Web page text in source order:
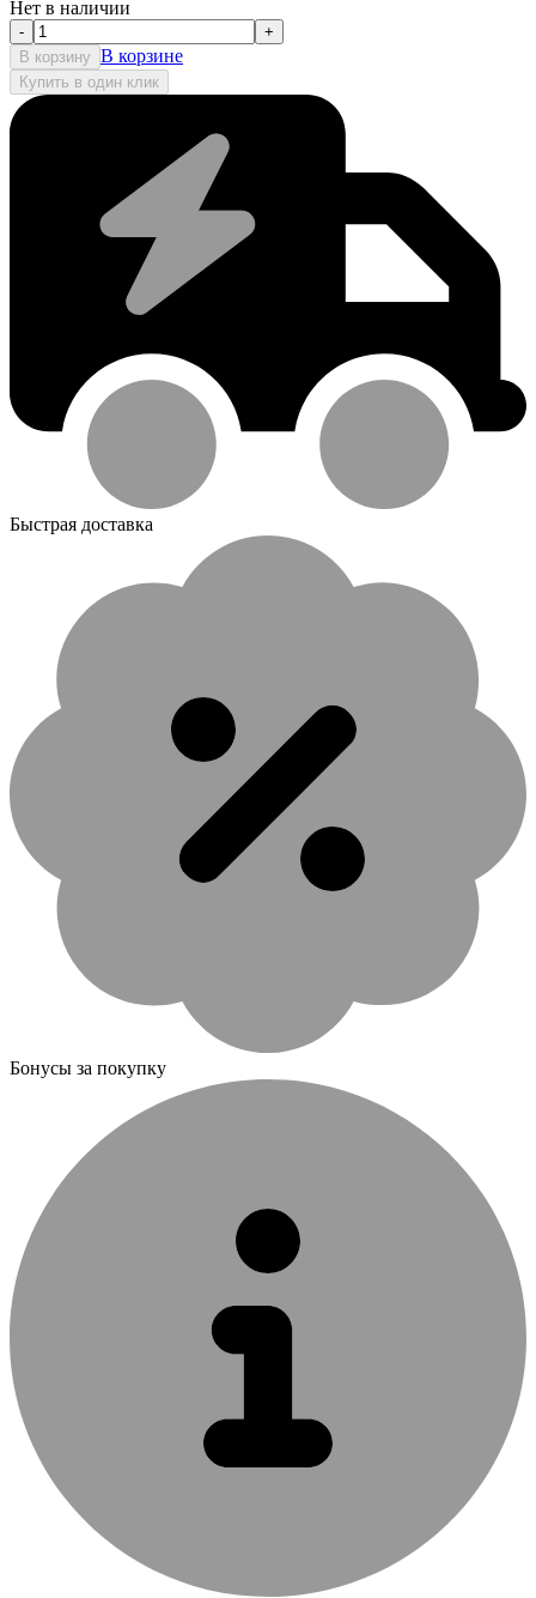
Нет в наличии
-
+
В корзину В корзине
Купить в один клик
Быстрая доставка
Бонусы за покупку